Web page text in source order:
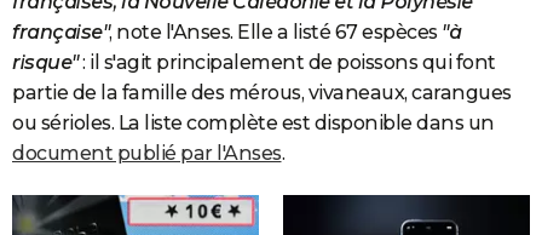
française", note l'Anses. Elle a listé 67 espèces "à
risque": il s'agit principalement de poissons qui font
partie de la famille des mérous, vivaneaux, carangues
ou sérioles. La liste complète est disponible dans un
document publié par l'Anses.